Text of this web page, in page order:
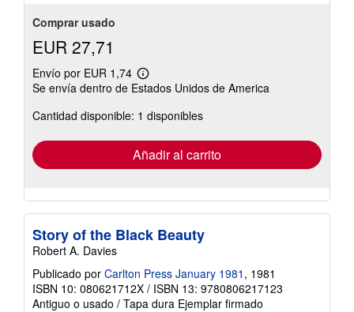
Comprar usado
EUR 27,71
Envío por EUR 1,74
Más
información
las
tarifas
envío
Se envía dentro de Estados Unidos de America
Cantidad disponible: 1 disponibles
Añadir al carrito
Story of the Black Beauty
Robert A. Davies
Publicado por Carlton Press January 1981 , 1981
ISBN 10: 080621712X / ISBN 13: 9780806217123
Antiguo o usado / Tapa dura Ejemplar firmado